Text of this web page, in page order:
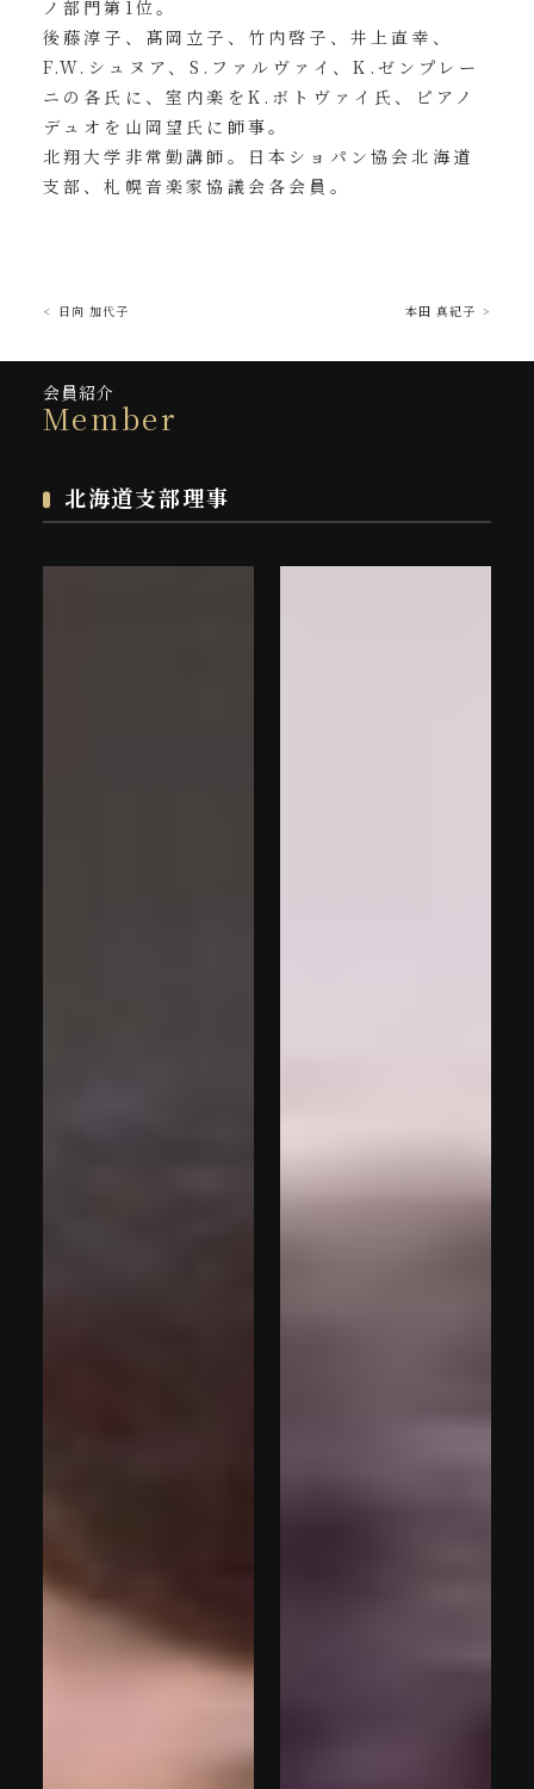
ノ部門第1位。
後藤淳子、髙岡立子、竹内啓子、井上直幸、
F.W.シュヌア、S.ファルヴァイ、K.ゼンプレー
ニの各氏に、室内楽をK.ボトヴァイ氏、ピアノ
デュオを山岡望氏に師事。
北翔大学非常勤講師。日本ショパン協会北海道
支部、札幌音楽家協議会各会員。
日向 加代子 本田 真紀子
会員紹介
Member
北海道支部理事